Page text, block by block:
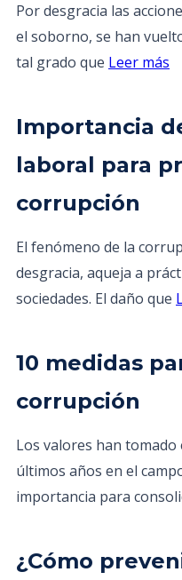
Por desgracia las
el soborno, se han
tal grado que Leer más
Importancia
laboral para
corrupción
El fenómeno de la
desgracia, aqueja a
sociedades. El daño que
10 medidas
corrupción
Los valores han tomado
últimos años en el
importancia para
¿Cómo